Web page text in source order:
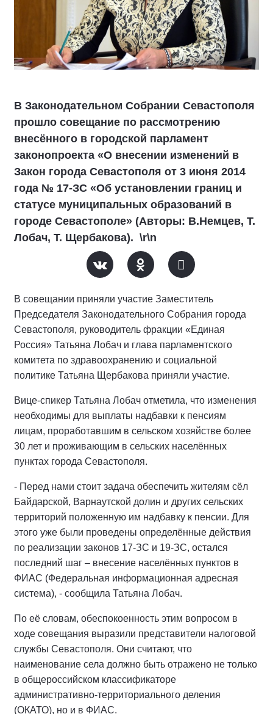
В Законодательном Собрании Севастополя
прошло совещание по рассмотрению
внесённого в городской парламент
законопроекта «О внесении изменений в
Закон города Севастополя от 3 июня 2014
года № 17-ЗС «Об установлении границ и
статусе муниципальных образований в
городе Севастополе» (Авторы: В.Немцев, Т.
Лобач, Т. Щербакова). \r\n
В совещании приняли участие Заместитель
Председателя Законодательного Собрания города
Севастополя, руководитель фракции «Единая
Россия» Татьяна Лобач и глава парламентского
комитета по здравоохранению и социальной
политике Татьяна Щербакова приняли участие.
Вице-спикер Татьяна Лобач отметила, что изменения
необходимы для выплаты надбавки к пенсиям
лицам, проработавшим в сельском хозяйстве более
30 лет и проживающим в сельских населённых
пунктах города Севастополя.
- Перед нами стоит задача обеспечить жителям сёл
Байдарской, Варнаутской долин и других сельских
территорий положенную им надбавку к пенсии. Для
этого уже были проведены определённые действия
по реализации законов 17-ЗС и 19-ЗС, остался
последний шаг – внесение населённых пунктов в
ФИАС (Федеральная информационная адресная
система), - сообщила Татьяна Лобач.
По её словам, обеспокоенность этим вопросом в
ходе совещания выразили представители налоговой
службы Севастополя. Они считают, что
наименование села должно быть отражено не только
в общероссийском классификаторе
административно-территориального деления
(ОКАТО), но и в ФИАС.